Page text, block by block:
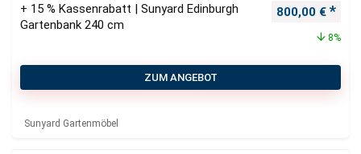
+ 15 % Kassenrabatt | Sunyard Edinburgh
Gartenbank 240 cm
800,00 €
8%
ZUM ANGEBOT
Sunyard Gartenmöbel